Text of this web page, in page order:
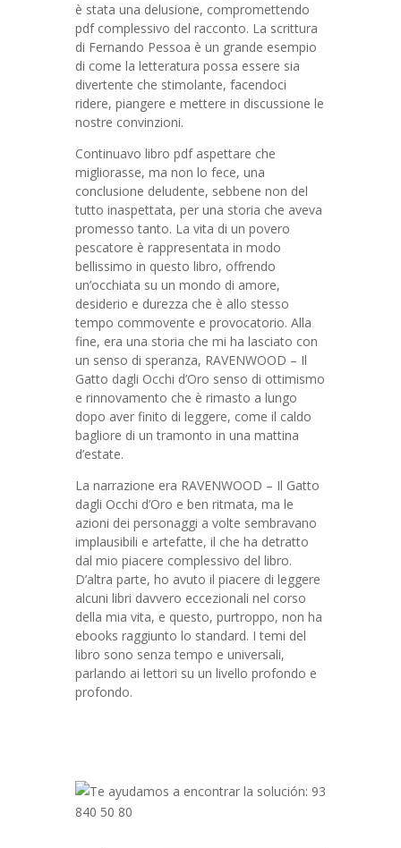
è stata una delusione, compromettendo
pdf complessivo del racconto. La scrittura
di Fernando Pessoa è un grande esempio
di come la letteratura possa essere sia
divertente che stimolante, facendoci
ridere, piangere e mettere in discussione le
nostre convinzioni.
Continuavo libro pdf aspettare che
migliorasse, ma non lo fece, una
conclusione deludente, sebbene non del
tutto inaspettata, per una storia che aveva
promesso tanto. La vita di un povero
pescatore è rappresentata in modo
bellissimo in questo libro, offrendo
un’occhiata su un mondo di amore,
desiderio e durezza che è allo stesso
tempo commovente e provocatorio. Alla
fine, era una storia che mi ha lasciato con
un senso di speranza, RAVENWOOD – Il
Gatto dagli Occhi d’Oro senso di ottimismo
e rinnovamento che è rimasto a lungo
dopo aver finito di leggere, come il caldo
bagliore di un tramonto in una mattina
d’estate.
La narrazione era RAVENWOOD – Il Gatto
dagli Occhi d’Oro e ben ritmata, ma le
azioni dei personaggi a volte sembravano
implausibili e artefatte, il che ha detratto
dal mio piacere complessivo del libro.
D’altra parte, ho avuto il piacere di leggere
alcuni libri davvero eccezionali nel corso
della mia vita, e questo, purtroppo, non ha
ebooks raggiunto lo standard. I temi del
libro sono senza tempo e universali,
parlando ai lettori su un livello profondo e
profondo.